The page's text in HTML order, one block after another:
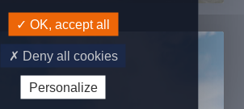
OK, accept all
Deny all cookies
Personalize